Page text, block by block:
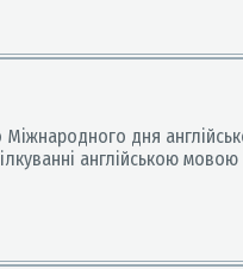
дня
англійською